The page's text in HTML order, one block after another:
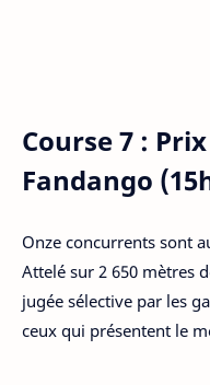
Course 7 :
Fandango
Onze concurrents sont
Attelé sur 2 650 mètres
jugée sélective par les
ceux qui présentent le